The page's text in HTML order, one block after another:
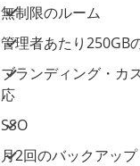
無制限のルーム
管理者あたり250GB
ブランディング・カ
応
SSO
月2回のバックアップ